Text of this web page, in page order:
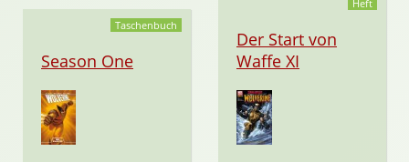
Taschenbuch
Season One
Heft
Der Start von
Waffe XI